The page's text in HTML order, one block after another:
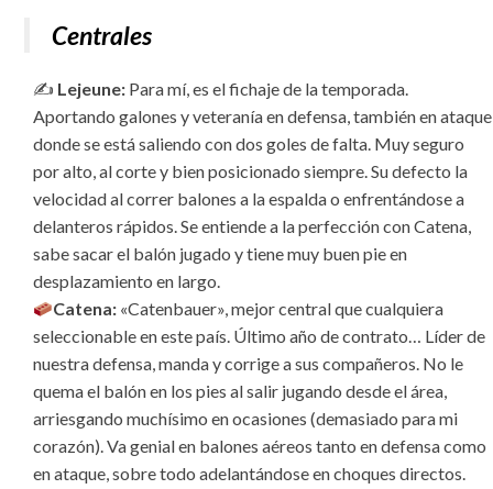
Centrales
✍️ Lejeune: Para mí, es el fichaje de la temporada.
Aportando galones y veteranía en defensa, también en ataque
donde se está saliendo con dos goles de falta. Muy seguro
por alto, al corte y bien posicionado siempre. Su defecto la
velocidad al correr balones a la espalda o enfrentándose a
delanteros rápidos. Se entiende a la perfección con Catena,
sabe sacar el balón jugado y tiene muy buen pie en
desplazamiento en largo.
Catena: «Catenbauer», mejor central que cualquiera
seleccionable en este país. Último año de contrato… Líder de
nuestra defensa, manda y corrige a sus compañeros. No le
quema el balón en los pies al salir jugando desde el área,
arriesgando muchísimo en ocasiones (demasiado para mi
corazón). Va genial en balones aéreos tanto en defensa como
en ataque, sobre todo adelantándose en choques directos.